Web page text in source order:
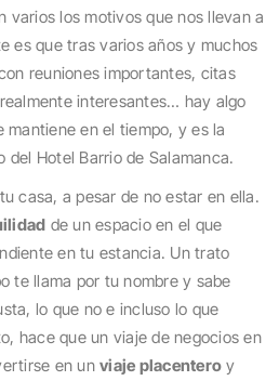
varios los motivos que nos llevan a
es que tras varios años y muchos
reuniones importantes, citas
interesantes… hay algo
mantiene en el tiempo, y es la
del Hotel Barrio de Salamanca.
casa, a pesar de no estar en ella.
de un espacio en el que
en tu estancia. Un trato
te llama por tu nombre y sabe
lo que no e incluso lo que
hace que un viaje de negocios en
en un viaje placentero y